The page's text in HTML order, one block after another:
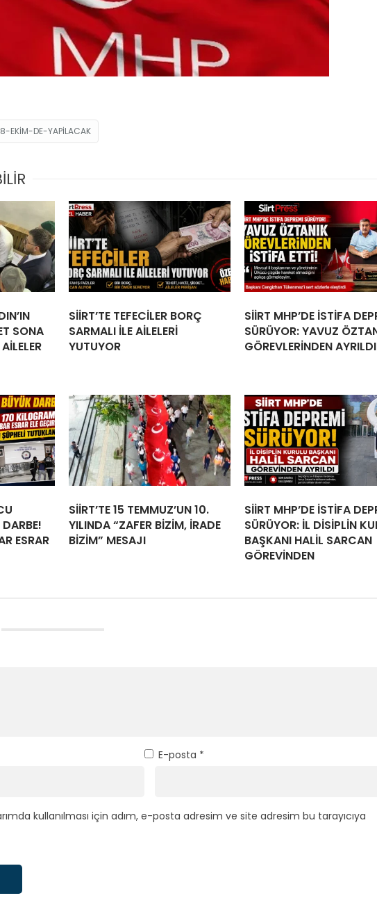
EKIM-DE-YAPILACAK
SONA
SİİRT’TE TEFECİLER BORÇ
SARMALI İLE AİLELERİ
YUTUYOR
SİİRT MHP’DE İSTİFA
SÜRÜYOR: YAVUZ
GÖREVLERİNDEN AYRILDI
ESRAR
SİİRT’TE 15 TEMMUZ’UN 10.
YILINDA “ZAFER BİZİM, İRADE
BİZİM” MESAJI
SİİRT MHP’DE İSTİFA
SÜRÜYOR: İL DİSİPLİN
BAŞKANI HALİL SARCAN
GÖREVİNDEN
E-posta *
kullanılması için adım, e-posta adresim ve site adresim bu tarayıcıya